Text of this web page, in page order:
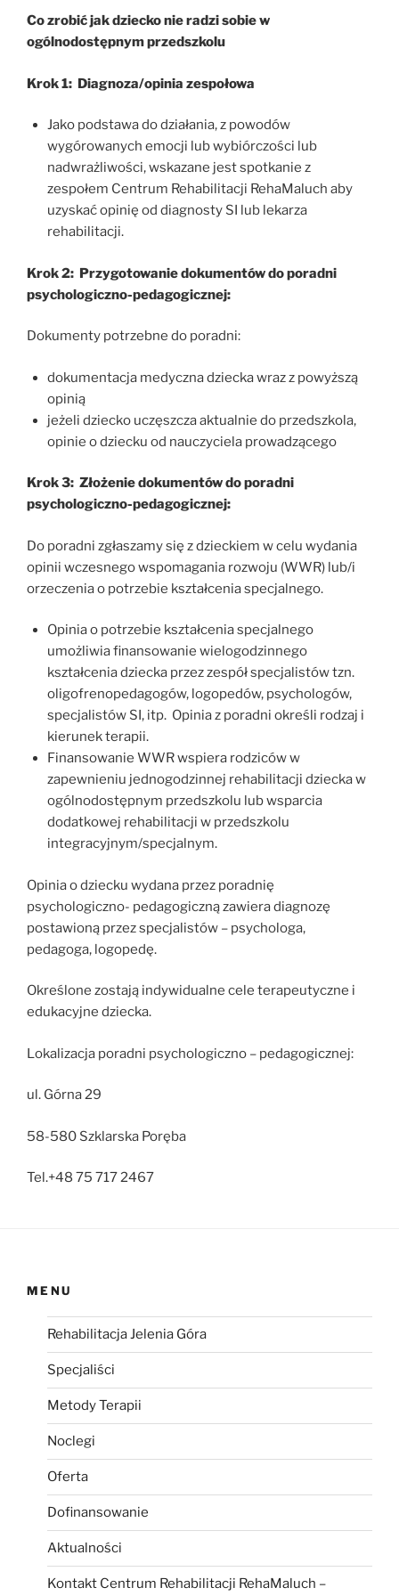
Co zrobić jak dziecko nie radzi sobie w
ogólnodostępnym przedszkolu
Krok 1: Diagnoza/opinia zespołowa
Jako podstawa do działania, z powodów
wygórowanych emocji lub wybiórczości lub
nadwrażliwości, wskazane jest spotkanie z
zespołem Centrum Rehabilitacji RehaMaluch aby
uzyskać opinię od diagnosty SI lub lekarza
rehabilitacji.
Krok 2: Przygotowanie dokumentów do poradni
psychologiczno-pedagogicznej:
Dokumenty potrzebne do poradni:
dokumentacja medyczna dziecka wraz z powyższą
opinią
jeżeli dziecko uczęszcza aktualnie do przedszkola,
opinie o dziecku od nauczyciela prowadzącego
Krok 3: Złożenie dokumentów do poradni
psychologiczno-pedagogicznej:
Do poradni zgłaszamy się z dzieckiem w celu wydania
opinii wczesnego wspomagania rozwoju (WWR) lub/i
orzeczenia o potrzebie kształcenia specjalnego.
Opinia o potrzebie kształcenia specjalnego
umożliwia finansowanie wielogodzinnego
kształcenia dziecka przez zespół specjalistów tzn.
oligofrenopedagogów, logopedów, psychologów,
specjalistów SI, itp. Opinia z poradni określi rodzaj i
kierunek terapii.
Finansowanie WWR wspiera rodziców w
zapewnieniu jednogodzinnej rehabilitacji dziecka w
ogólnodostępnym przedszkolu lub wsparcia
dodatkowej rehabilitacji w przedszkolu
integracyjnym/specjalnym.
Opinia o dziecku wydana przez poradnię
psychologiczno- pedagogiczną zawiera diagnozę
postawioną przez specjalistów – psychologa,
pedagoga, logopedę.
Określone zostają indywidualne cele terapeutyczne i
edukacyjne dziecka.
Lokalizacja poradni psychologiczno – pedagogicznej:
ul. Górna 29
58-580 Szklarska Poręba
Tel.+48 75 717 2467
MENU
Rehabilitacja Jelenia Góra
Specjaliści
Metody Terapii
Noclegi
Oferta
Dofinansowanie
Aktualności
Kontakt Centrum Rehabilitacji RehaMaluch –